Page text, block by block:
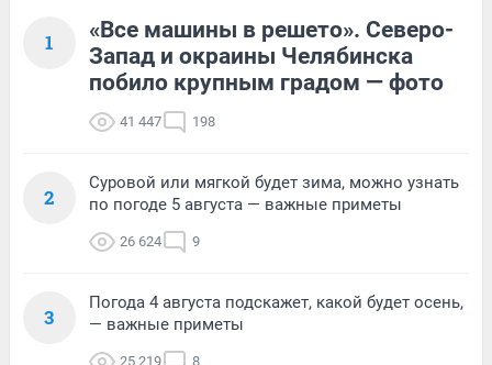
1
«Все машины в решето». Северо-
Запад и окраины Челябинска
побило крупным градом — фото
41 447 198
2
Суровой или мягкой будет зима, можно узнать
по погоде 5 августа — важные приметы
26 624 9
3
Погода 4 августа подскажет, какой будет осень,
— важные приметы
25 219 8